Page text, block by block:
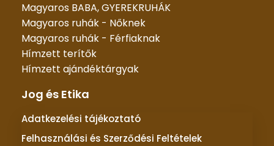
Magyaros BABA, GYEREKRUHÁK
Magyaros ruhák - Nőknek
Magyaros ruhák - Férfiaknak
Hímzett terítők
Hímzett ajándéktárgyak
Jog és Etika
Adatkezelési tájékoztató
Felhasználási és Szerződési Feltételek